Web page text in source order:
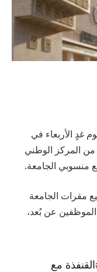
غدٍ الأربعاء في
من المركز الوطني
منسوبي الجامعة.
مقرات الجامعة
عن بُعد،
مع